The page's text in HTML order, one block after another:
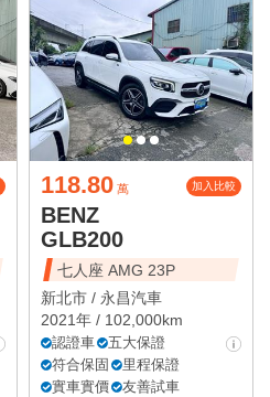
118.80 萬 加入比較
BENZ
GLB200
七人座 AMG 23P
新北市 / 永昌汽車
2021年 / 102,000km
認證車
五大保證
符合保固
里程保證
實車實價
友善試車